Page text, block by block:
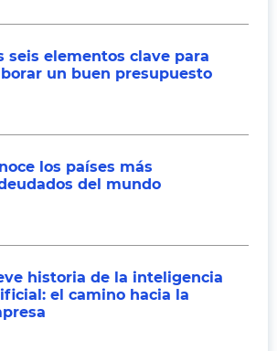
seis elementos clave para
un buen presupuesto
los países más
del mundo
historia de la inteligencia
el camino hacia la